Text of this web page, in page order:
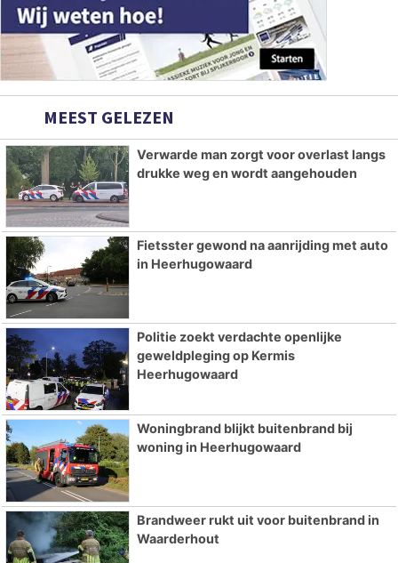
MEEST GELEZEN
Verwarde man zorgt voor overlast langs
drukke weg en wordt aangehouden
Fietsster gewond na aanrijding met auto
in Heerhugowaard
Politie zoekt verdachte openlijke
geweldpleging op Kermis
Heerhugowaard
Woningbrand blijkt buitenbrand bij
woning in Heerhugowaard
Brandweer rukt uit voor buitenbrand in
Waarderhout